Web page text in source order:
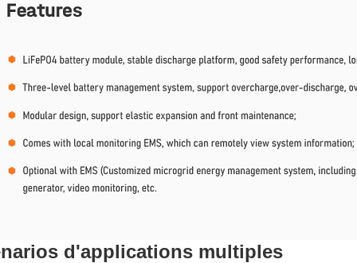
d'applications multiples